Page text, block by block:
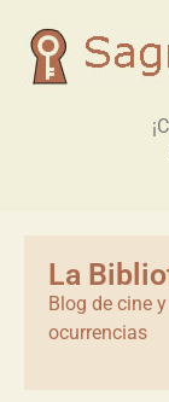
La
Blog de cine
ocurrencias